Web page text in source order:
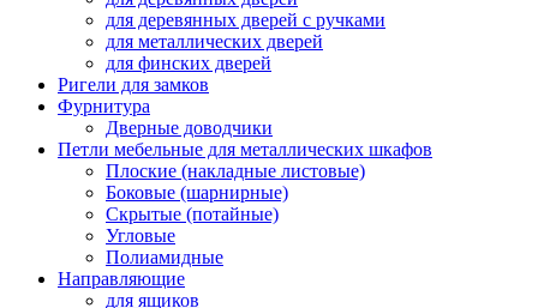
для деревянных дверей с ручками
для металлических дверей
для финских дверей
Ригели для замков
Фурнитура
Дверные доводчики
Петли мебельные для металлических шкафов
Плоские (накладные листовые)
Боковые (шарнирные)
Скрытые (потайные)
Угловые
Полиамидные
Направляющие
для ящиков